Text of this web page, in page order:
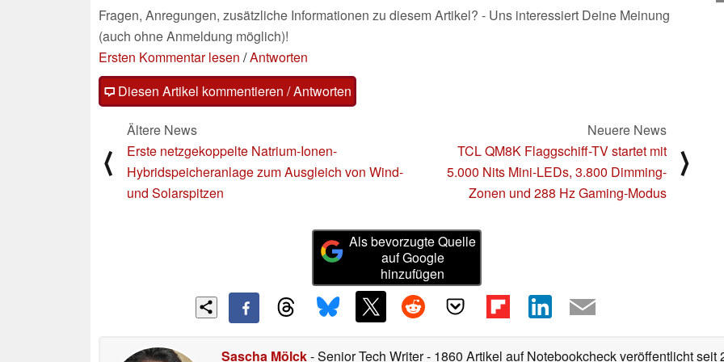
Fragen, Anregungen, zusätzliche Informationen zu diesem Artikel? - Uns interessiert Deine Meinung
(auch ohne Anmeldung möglich)!
Ersten Kommentar lesen /Antworten
Diesen Artikel kommentieren / Antworten
⟨
Ältere News
Erste netzgekoppelte Natrium-Ionen-
Hybridspeicheranlage zum Ausgleich von Wind-
und Solarspitzen
Neuere News
TCL QM8K Flaggschiff-TV startet mit
5.000 Nits Mini-LEDs, 3.800 Dimming-
Zonen und 288 Hz Gaming-Modus
⟩
Als bevorzugte Quelle
auf Google
hinzufügen
Sascha Mölck- Senior Tech Writer- 1860 Artikel auf Notebookcheck veröffentlichtseit